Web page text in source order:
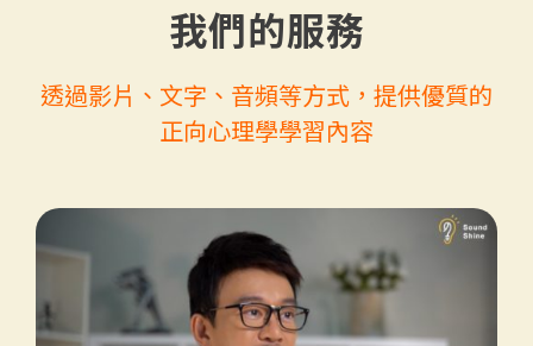
我們的服務
透過影片、文字、音頻等方式，提供優質的
正向心理學學習內容